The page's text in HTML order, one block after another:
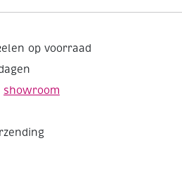
op voorraad
showroom